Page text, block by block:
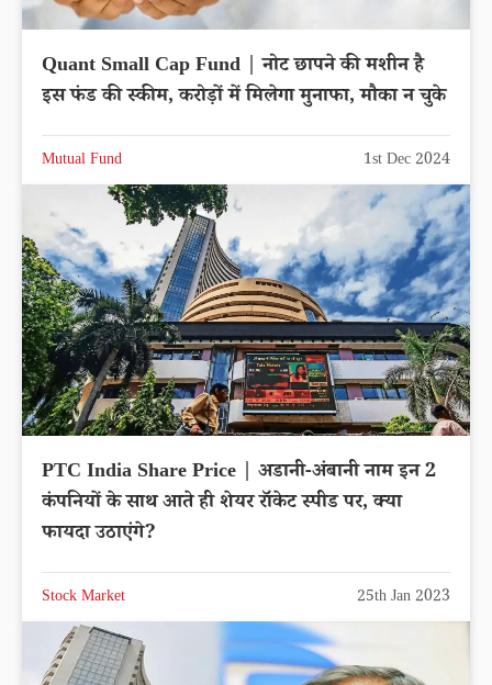
Quant Small Cap Fund | नोट छापने की मशीन है
इस फंड की स्कीम, करोड़ों में मिलेगा मुनाफा, मौका न चुके
Mutual Fund 1st Dec 2024
PTC India Share Price | अडानी-अंबानी नाम इन 2
कंपनियों के साथ आते ही शेयर रॉकेट स्पीड पर, क्या
फायदा उठाएंगे?
Stock Market 25th Jan 2023